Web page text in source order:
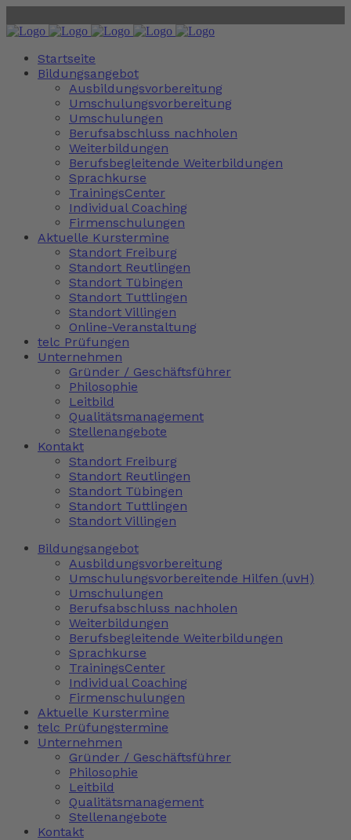
Startseite
Bildungsangebot
Ausbildungsvorbereitung
Umschulungsvorbereitung
Umschulungen
Berufsabschluss nachholen
Weiterbildungen
Berufsbegleitende Weiterbildungen
Sprachkurse
TrainingsCenter
Individual Coaching
Firmenschulungen
Aktuelle Kurstermine
Standort Freiburg
Standort Reutlingen
Standort Tübingen
Standort Tuttlingen
Standort Villingen
Online-Veranstaltung
telc Prüfungen
Unternehmen
Gründer / Geschäftsführer
Philosophie
Leitbild
Qualitätsmanagement
Stellenangebote
Kontakt
Standort Freiburg
Standort Reutlingen
Standort Tübingen
Standort Tuttlingen
Standort Villingen
Bildungsangebot
Ausbildungsvorbereitung
Umschulungsvorbereitende Hilfen (uvH)
Umschulungen
Berufsabschluss nachholen
Weiterbildungen
Berufsbegleitende Weiterbildungen
Sprachkurse
TrainingsCenter
Individual Coaching
Firmenschulungen
Aktuelle Kurstermine
telc Prüfungstermine
Unternehmen
Gründer / Geschäftsführer
Philosophie
Leitbild
Qualitätsmanagement
Stellenangebote
Kontakt